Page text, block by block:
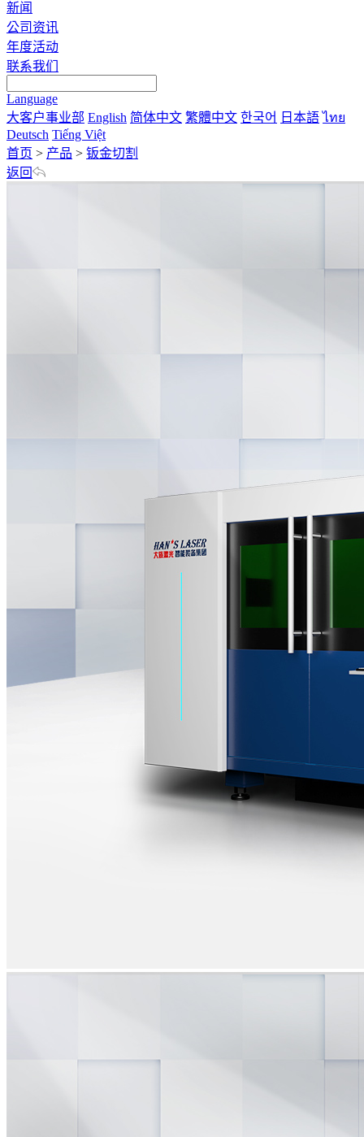
新闻
公司资讯
年度活动
联系我们
Language
大客户事业部 English 简体中文 繁體中文 한국어 日本語 ไทย
Deutsch Tiếng Việt
首页 > 产品 > 钣金切割
返回